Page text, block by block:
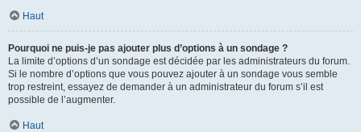
Haut
Pourquoi ne puis-je pas ajouter plus d’options à un sondage ?
La limite d’options d’un sondage est décidée par les administrateurs du forum.
Si le nombre d’options que vous pouvez ajouter à un sondage vous semble
trop restreint, essayez de demander à un administrateur du forum s’il est
possible de l’augmenter.
Haut